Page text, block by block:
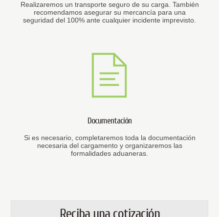
Realizaremos un transporte seguro de su carga. También
recomendamos asegurar su mercancía para una
seguridad del 100% ante cualquier incidente imprevisto.
Documentación
Si es necesario, completaremos toda la documentación
necesaria del cargamento y organizaremos las
formalidades aduaneras.
Reciba una cotización